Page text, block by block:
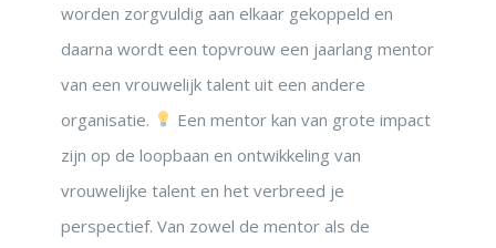
worden zorgvuldig aan elkaar gekoppeld en
daarna wordt een topvrouw een jaarlang mentor
van een vrouwelijk talent uit een andere
organisatie.
Een mentor kan van grote impact
zijn op de loopbaan en ontwikkeling van
vrouwelijke talent en het verbreed je
perspectief. Van zowel de mentor als de